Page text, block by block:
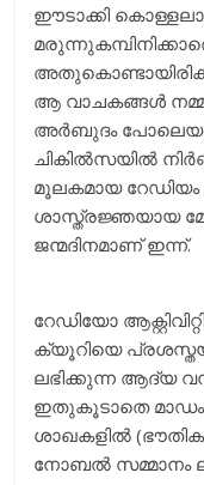
ഈടാക്കി
ആ വാചകങ്ങള്‍
അർബുദം
ചികിൽസയിൽ
മൂലകമായ റേഡിയം
ശാസ്ത്രജ്ഞയായ
ജന്മദിനമാണ് ഇന്ന്.
റേഡിയോ
ക്യൂറിയെ
ലഭിക്കുന്ന ആദ്യ
ഇതുകൂടാതെ
ശാഖകളിൽ
നോബൽ സമ്മാനം